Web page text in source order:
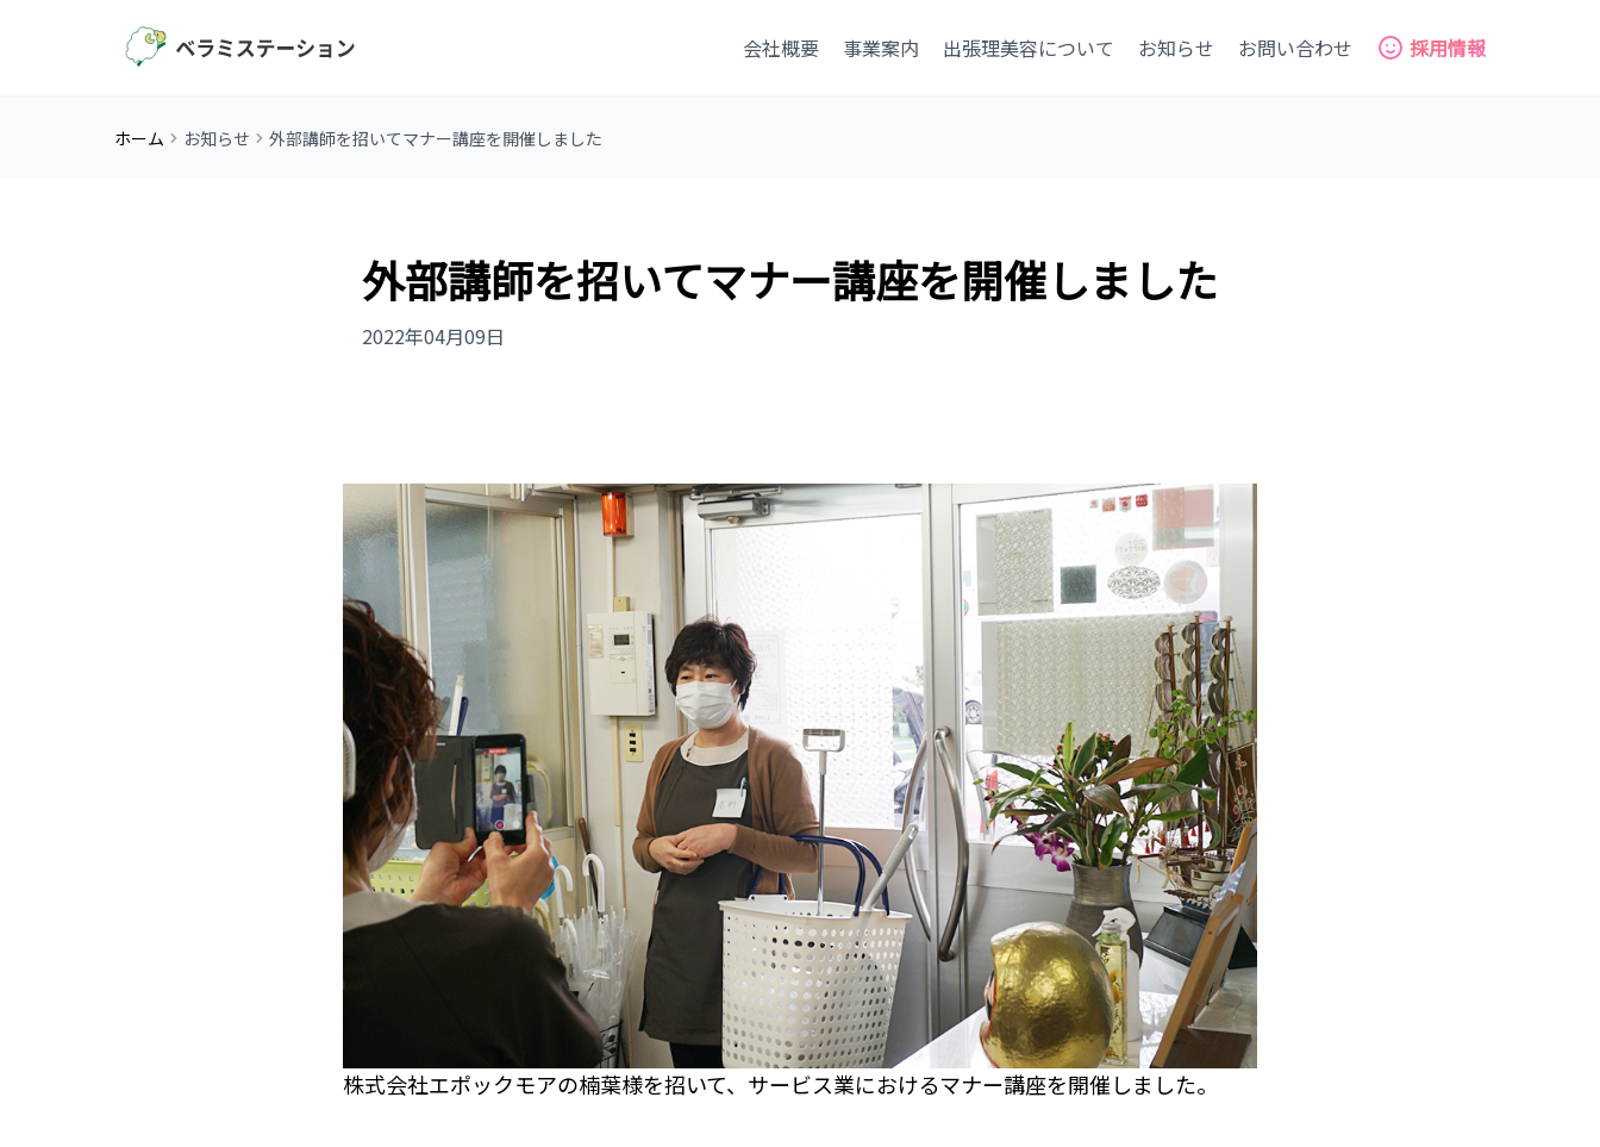
会社概要 事業案内 出張理美容について お知らせ お問い合わせ 採用情報
ホーム お知らせ 外部講師を招いてマナー講座を開催しました
外部講師を招いてマナー講座を開催しました
2022年04月09日
株式会社エポックモアの楠葉様を招いて、サービス業におけるマナー講座を開催しました。